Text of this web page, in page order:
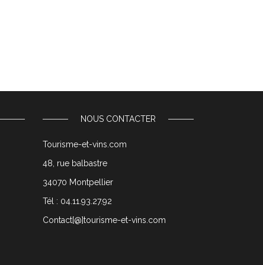
NOUS CONTACTER
Tourisme-et-vins.com
48, rue balbastre
34070 Montpellier
Tél : 04.11.93.27.92
Contact[@]tourisme-et-vins.com